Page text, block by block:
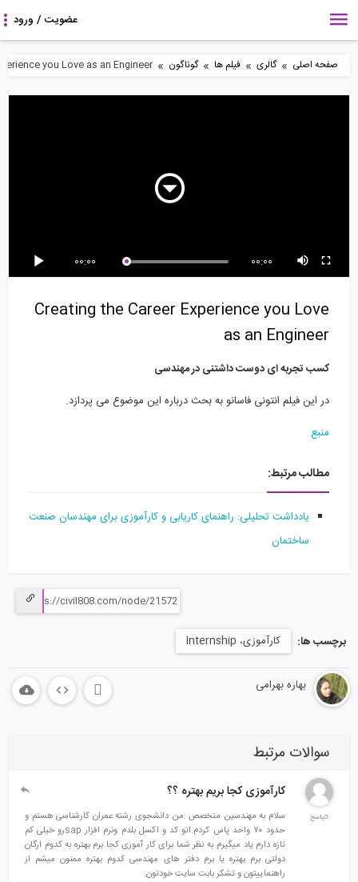
صفحه اصلی » گالری » فیلم ها » گوناگون »
you Love as an Engineer
مدل سازی رزونانس در
31:08
باید در مورد...
13:51
تنیده و پس کشیده یک...
1:29
SeismoBatch 2018
00:00 00:00
Creating the Career Experience you Love
as an Engineer
کسب تجربه ای دوست داشتنی در مهندسی
در این فیلم انتونی فاسانو به بحث درباره این موضوع می پردازد.
منبع
مطالب مرتبط:
یادداشت تحلیلی: راهنمای کاریابی و کارآموزی برای مهندسان صنعت
ساختمان
برچسب ها: کارآموزی، Internship
بهاره بهرامی
سوالات مرتبط
کارآموزی کجا بریم بهتره ؟؟
سلام به مهندسین متخصص .من دانشجوی رشته عمران کارشناسی هستم و
حدود ۷۰ واحد پاس کردم.اتو کد و اکسل بلدم ونرم افزار sapرو خیلی کم
تازه دارم یاد میگیرم به نظر شما برای کار آموزی کجا برم بهتره به کدوم ارگان
دولتی برم بهتره یا برم دفتر های مهندسی کدوم بهتره ممنون میشم از
راهنماییتون و تشکر بابت سایت خودتون.